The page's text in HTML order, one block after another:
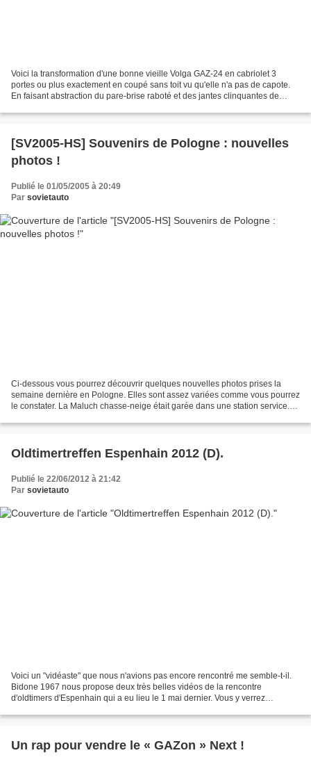
Voici la transformation d'une bonne vieille Volga GAZ-24 en cabriolet 3
portes ou plus exactement en coupé sans toit vu qu'elle n'a pas de capote.
En faisant abstraction du pare-brise raboté et des jantes clinquantes de
[SV2005-HS] Souvenirs de Pologne : nouvelles
photos !
Publié le 01/05/2005 à 20:49
Par sovietauto
Ci-dessous vous pourrez découvrir quelques nouvelles photos prises la
semaine dernière en Pologne. Elles sont assez variées comme vous pourrez
le constater. La Maluch chasse-neige était garée dans une station service.
Oldtimertreffen Espenhain 2012 (D).
Publié le 22/06/2012 à 21:42
Par sovietauto
Voici un "vidéaste" que nous n'avions pas encore rencontré me semble-t-il.
Bidone 1967 nous propose deux très belles vidéos de la rencontre
d'oldtimers d'Espenhain qui a eu lieu le 1 mai dernier. Vous y verrez
Un rap pour vendre le « GAZon » Next !